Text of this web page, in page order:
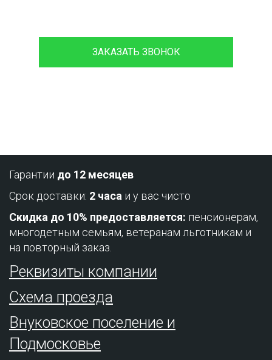
ЗАКАЗАТЬ ЗВОНОК
Гарантии до 12 месяцев
Срок доставки: 2 часа и у вас чисто
Скидка до 10% предоставляется: пенсионерам,
многодетным семьям, ветеранам льготникам и
на повторный заказ.
Реквизиты компании
Схема проезда
Внуковское поселение и
Подмосковье